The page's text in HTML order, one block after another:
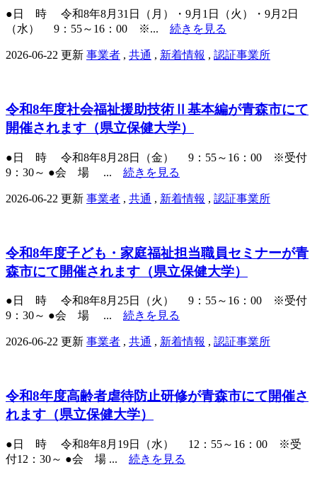
●日 時 令和8年8月31日（月）・9月1日（火）・9月2日
（水） 9：55～16：00 ※... 続きを見る
2026-06-22 更新 事業者 , 共通 , 新着情報 , 認証事業所
令和8年度社会福祉援助技術Ⅱ基本編が青森市にて
開催されます（県立保健大学）
●日 時 令和8年8月28日（金） 9：55～16：00 ※受付
9：30～ ●会 場 ... 続きを見る
2026-06-22 更新 事業者 , 共通 , 新着情報 , 認証事業所
令和8年度子ども・家庭福祉担当職員セミナーが青
森市にて開催されます（県立保健大学）
●日 時 令和8年8月25日（火） 9：55～16：00 ※受付
9：30～ ●会 場 ... 続きを見る
2026-06-22 更新 事業者 , 共通 , 新着情報 , 認証事業所
令和8年度高齢者虐待防止研修が青森市にて開催さ
れます（県立保健大学）
●日 時 令和8年8月19日（水） 12：55～16：00 ※受
付12：30～ ●会 場 ... 続きを見る